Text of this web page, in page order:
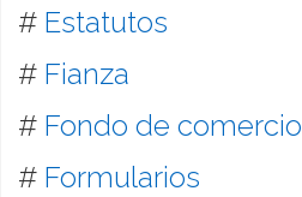
# Estatutos
# Fianza
# Fondo de comercio
# Formularios